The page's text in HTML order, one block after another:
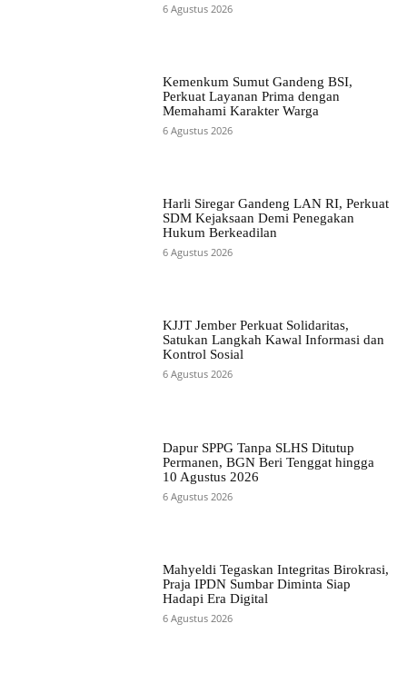
6 Agustus 2026
Kemenkum Sumut Gandeng BSI,
Perkuat Layanan Prima dengan
Memahami Karakter Warga
6 Agustus 2026
Harli Siregar Gandeng LAN RI, Perkuat
SDM Kejaksaan Demi Penegakan
Hukum Berkeadilan
6 Agustus 2026
KJJT Jember Perkuat Solidaritas,
Satukan Langkah Kawal Informasi dan
Kontrol Sosial
6 Agustus 2026
Dapur SPPG Tanpa SLHS Ditutup
Permanen, BGN Beri Tenggat hingga
10 Agustus 2026
6 Agustus 2026
Mahyeldi Tegaskan Integritas Birokrasi,
Praja IPDN Sumbar Diminta Siap
Hadapi Era Digital
6 Agustus 2026